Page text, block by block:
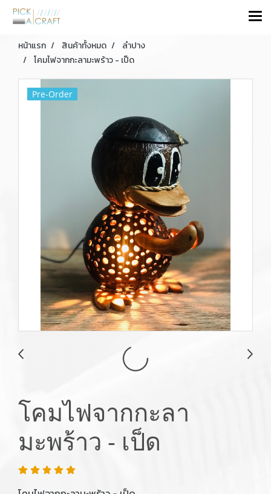
หน้าแรก สินค้าทั้งหมด
ลำปาง
โคมไฟจากกะลามะพร้าว - เป็ด
Pre-Order
โคมไฟจากกะลา
มะพร้าว - เป็ด